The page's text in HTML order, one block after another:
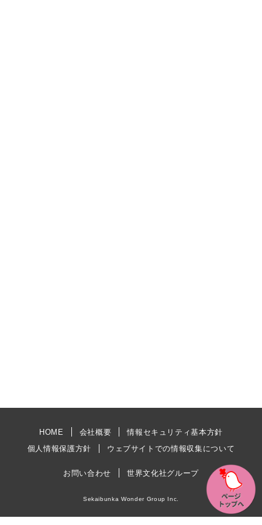
HOME 会社概要
情報セキュリティ基本方針
個人情報保護方針
ウェブサイトでの情報収集について
お問い合わせ 世界文化社グループ
Sekaibunka Wonder Group Inc.